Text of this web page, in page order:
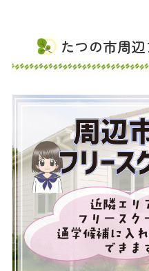
たつの市周